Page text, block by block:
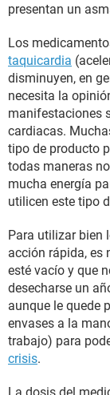
presentan un
Los
taquicardia
disminuyen, en
necesita la
manifestaciones
cardiacas.
tipo de producto
todas maneras
mucha energía
utilicen este tipo
Para utilizar bien
acción rápida, es
esté vacío y que
desecharse un
aunque le quede
envases a la
trabajo) para
crisis.